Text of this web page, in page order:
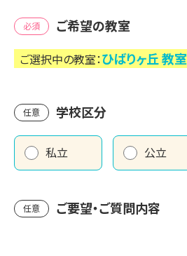
必須 ご希望の教室
ご選択中の教室：ひばりヶ丘教室
任意 学校区分
私立 公立
任意 ご要望・ご質問内容